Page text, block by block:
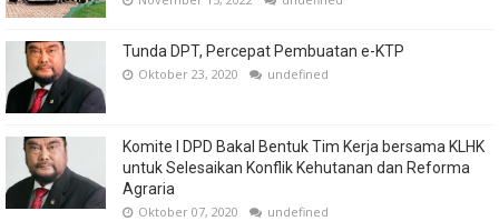
Tunda DPT, Percepat Pembuatan e-KTP
Oktober 23, 2020 undefined
Komite I DPD Bakal Bentuk Tim Kerja bersama KLHK
untuk Selesaikan Konflik Kehutanan dan Reforma
Agraria
Oktober 07, 2020 undefined